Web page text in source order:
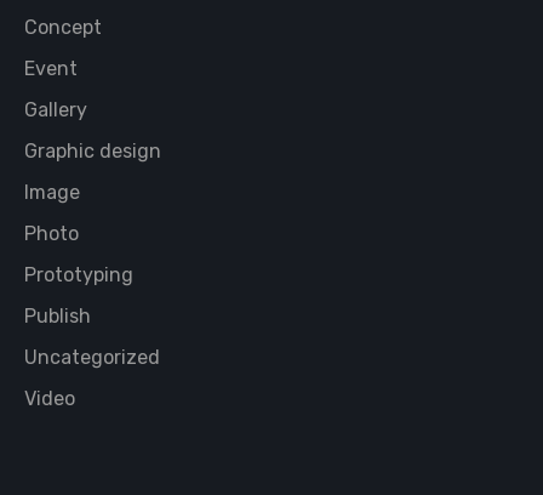
Concept
Event
Gallery
Graphic design
Image
Photo
Prototyping
Publish
Uncategorized
Video